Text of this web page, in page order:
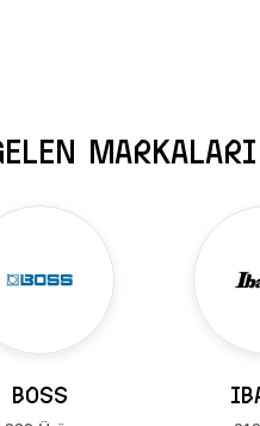
MARKALARI
BOSS